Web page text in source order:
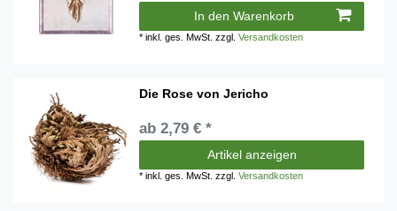
In den Warenkorb
*inkl. ges. MwSt. zzgl.Versandkosten
Die Rose von Jericho
ab 2,79 € *
Artikel anzeigen
*inkl. ges. MwSt. zzgl.Versandkosten